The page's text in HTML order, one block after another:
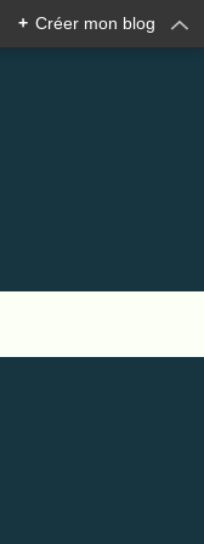
+ Créer mon blog